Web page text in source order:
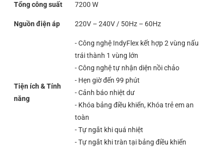
Tổng công suất 7200 W
Nguồn điện áp 220V – 240V / 50Hz – 60Hz
Tiện ích & Tính
năng
- Công nghệ IndyFlex kết hợp 2 vùng nấu
trái thành 1 vùng lớn
- Công nghệ tự nhận diện nồi chảo
- Hẹn giờ đến 99 phút
- Cảnh báo nhiệt dư
- Khóa bảng điều khiển, Khóa trẻ em an
toàn
- Tự ngắt khi quá nhiệt
- Tự ngắt khi tràn tại bảng điều khiển